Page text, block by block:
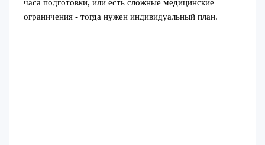
часа подготовки, или есть сложные медицинские
ограничения - тогда нужен индивидуальный план.